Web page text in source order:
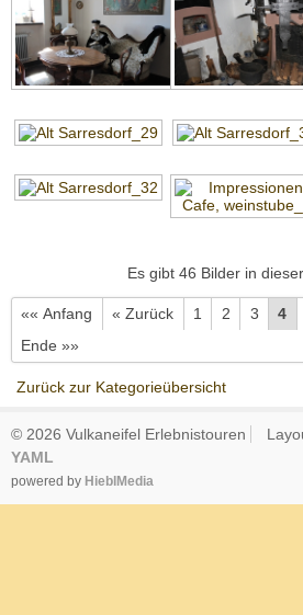
Es gibt 46 Bilder in
«« Anfang « Zurück 1 2 3 4
Ende »»
Zurück zur Kategorieübersicht
© 2026 Vulkaneifel Erlebnistouren
YAML
powered by HieblMedia